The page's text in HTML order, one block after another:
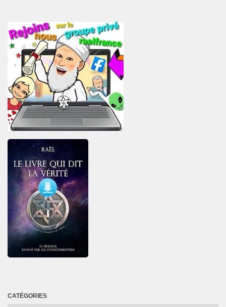
CATÉGORIES